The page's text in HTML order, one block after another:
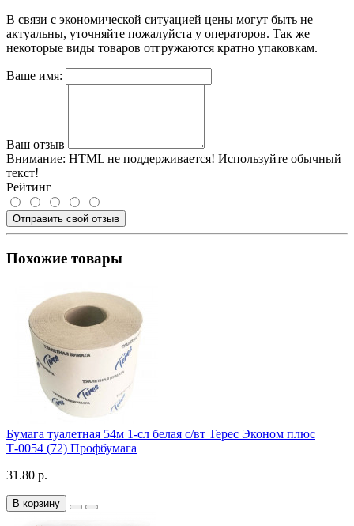
В связи с экономической ситуацией цены могут быть не
актуальны, уточняйте пожалуйста у операторов. Так же
некоторые виды товаров отгружаются кратно упаковкам.
Ваше имя:
Ваш отзыв
Внимание: HTML не поддерживается! Используйте обычный
текст!
Рейтинг
Отправить свой отзыв
Похожие товары
Бумага туалетная 54м 1-сл белая с/вт Терес Эконом плюс
Т-0054 (72) Профбумага
31.80 р.
В корзину